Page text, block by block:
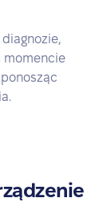
momencie